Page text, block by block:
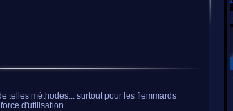
telles méthodes... surtout pour les flemmards
d'utilisation...